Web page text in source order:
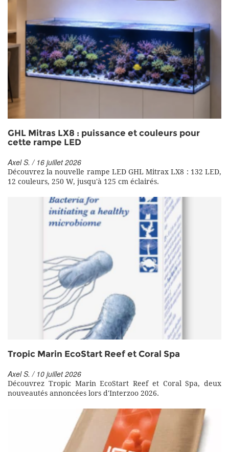
GHL Mitras LX8 : puissance et couleurs pour
cette rampe LED
Axel S. / 16 juillet 2026
Découvrez la nouvelle rampe LED GHL Mitrax LX8 : 132 LED,
12 couleurs, 250 W, jusqu'à 125 cm éclairés.
Tropic Marin EcoStart Reef et Coral Spa
Axel S. / 10 juillet 2026
Découvrez Tropic Marin EcoStart Reef et Coral Spa, deux
nouveautés annoncées lors d'Interzoo 2026.